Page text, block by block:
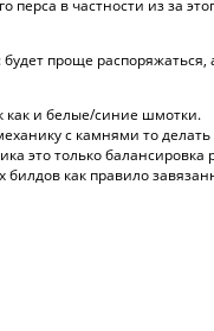
перса в частности из за
будет проще
как и белые/синие шмотки.
с камнями то
это только
как правило